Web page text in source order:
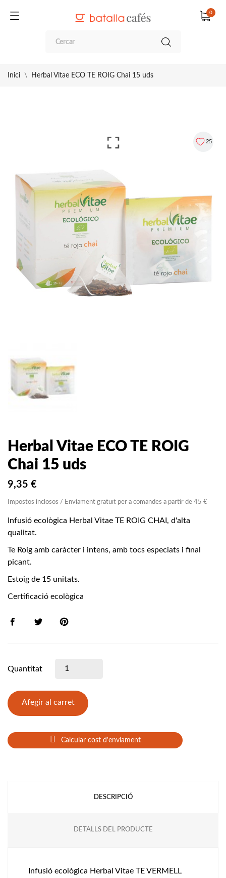
0
Inici Herbal Vitae ECO TE ROIG Chai 15 uds
25
Herbal Vitae ECO TE ROIG
Chai 15 uds
9,35 €
Impostos inclosos / Enviament gratuït per a comandes a partir de 45 €
Infusió ecològica Herbal Vitae TE ROIG CHAI, d'alta
qualitat.
Te Roig amb caràcter i intens, amb tocs especiats i final
picant.
Estoig de 15 unitats.
Certificació ecològica
Quantitat
Afegir al carret
Calcular cost d'enviament
DESCRIPCIÓ
DETALLS DEL PRODUCTE
Infusió ecològica Herbal Vitae TE VERMELL